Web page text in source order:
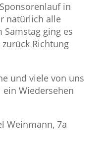
in
natürlich alle
ging es
Richtung
und viele von uns
Wiedersehen
Weinmann, 7a